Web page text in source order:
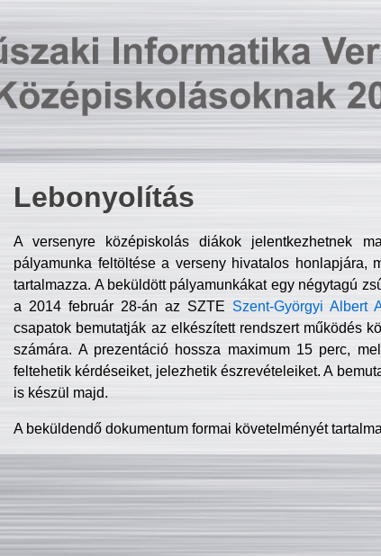
Lebonyolítás
A versenyre középiskolás diákok jelentkezhetnek
pályamunka feltöltése a verseny hivatalos honlapjára,
tartalmazza. A beküldött pályamunkákat egy négytagú
a 2014 február 28-án az SZTE Szent-Györgyi Albert
csapatok bemutatják az elkészített rendszert működés
számára. A prezentáció hossza maximum 15 perc,
feltehetik kérdéseiket, jelezhetik észrevételeiket. A
is készül majd.
A beküldendő dokumentum formai követelményét